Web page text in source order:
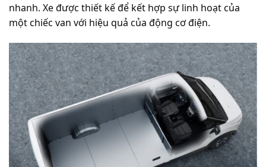
nhanh. Xe được thiết kế để kết hợp sự linh hoạt của
một chiếc van với hiệu quả của động cơ điện.